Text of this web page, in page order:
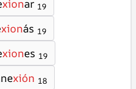
xionar 19
xionás 19
xiones 19
xión 18